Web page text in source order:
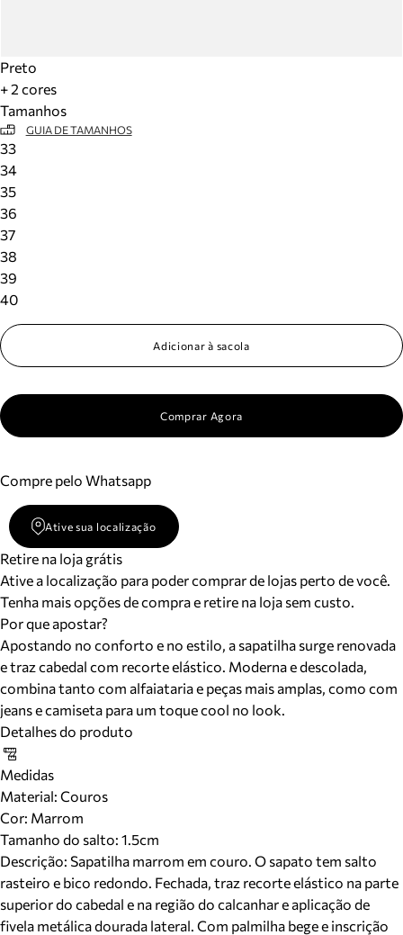
Preto
+ 2 cores
Tamanhos
GUIA DE TAMANHOS
33
34
35
36
37
38
39
40
Adicionar à sacola
Comprar Agora
Compre pelo Whatsapp
Ative sua localização
Retire na loja grátis
Ative a localização para poder comprar de lojas perto de você.
Tenha mais opções de compra e retire na loja sem custo.
Por que apostar?
Apostando no conforto e no estilo, a sapatilha surge renovada
e traz cabedal com recorte elástico. Moderna e descolada,
combina tanto com alfaiataria e peças mais amplas, como com
jeans e camiseta para um toque cool no look.
Detalhes do produto
Medidas
Material: Couros
Cor: Marrom
Tamanho do salto: 1.5cm
Descrição: Sapatilha marrom em couro. O sapato tem salto
rasteiro e bico redondo. Fechada, traz recorte elástico na parte
superior do cabedal e na região do calcanhar e aplicação de
fivela metálica dourada lateral. Com palmilha bege e inscrição